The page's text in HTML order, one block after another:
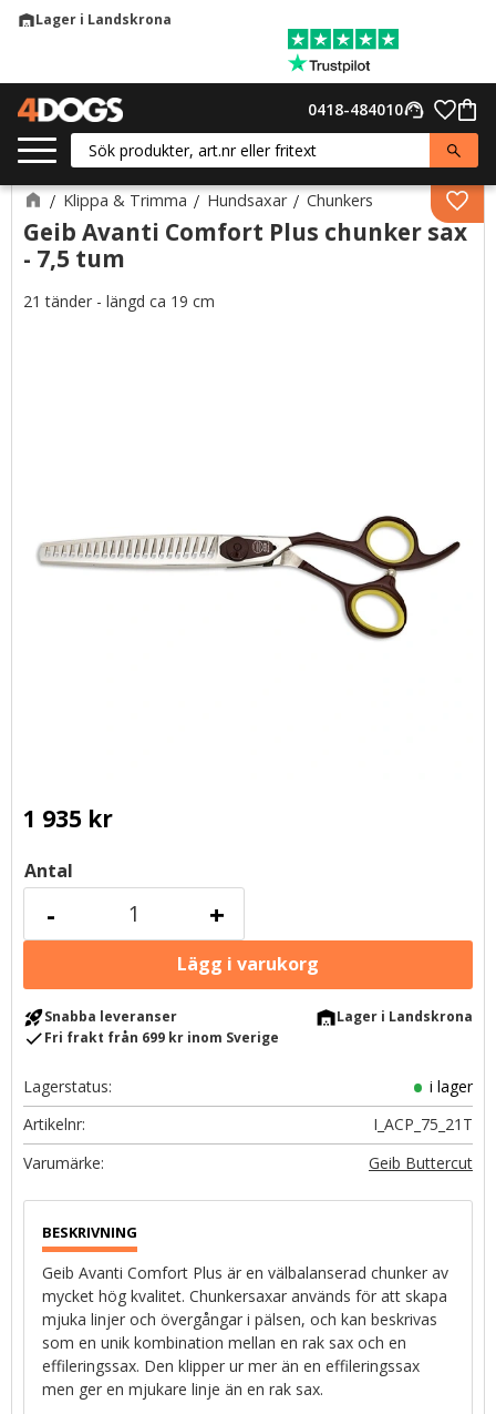
warehouseLager i Landskrona
support_agent
0418-484010
Klippa & Trimma Hundsaxar Chunkers
Geib Avanti Comfort Plus chunker sax
- 7,5 tum
21 tänder - längd ca 19 cm
1 935 kr
Antal
+
-
rocket_launchSnabba leveranser warehouseLager i Landskrona
checkFri frakt från 699 kr inom Sverige
Lagerstatus
i lager
Artikelnr
I_ACP_75_21T
Geib Buttercut
Geib Avanti Comfort Plus är en välbalanserad chunker av
mycket hög kvalitet. Chunkersaxar används för att skapa
mjuka linjer och övergångar i pälsen, och kan beskrivas
som en unik kombination mellan en rak sax och en
effileringssax. Den klipper ur mer än en effileringssax
men ger en mjukare linje än en rak sax.